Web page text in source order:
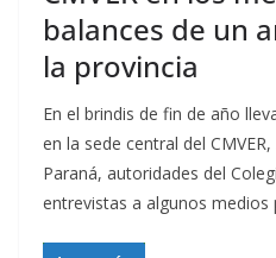
balances de un
la provincia
En el brindis de fin de año
en la sede central del
Paraná, autoridades del
entrevistas a algunos medios